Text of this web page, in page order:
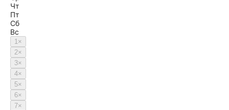
Чт
Пт
Сб
Вс
1×
2×
3×
4×
5×
6×
7×